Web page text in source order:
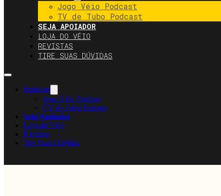
Jogo Véio Podcast
TV de Tubo Podcast
SEJA APOIADOR
LOJA DO VÉIO
REVISTAS
TIRE SUAS DÚVIDAS
Podcasts
Jogo Véio Podcast
TV de Tubo Podcast
Seja Apoiador
Loja do Véio
Revistas
Tire Suas Dúvidas